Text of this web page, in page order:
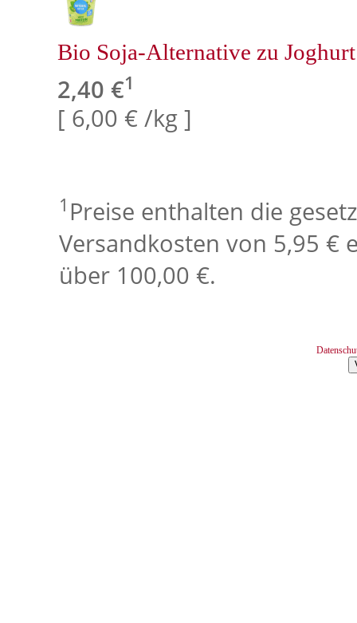
Bio Soja-Alternative zu
2,40 €1
[ 6,00 € /kg ]
1 Preise enthalten die
Versandkosten von 5,95 €
über 100,00 €.